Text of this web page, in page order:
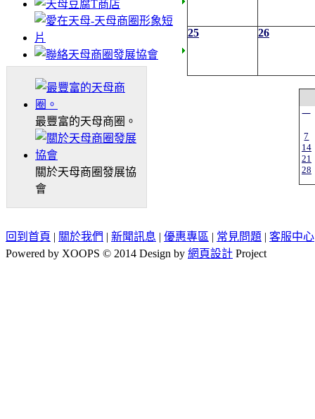
最豐富的天母商圈。
關於天母商圈發展協
會
25 26
一
7
14
21
28
回到首頁 | 關於我們 | 新聞訊息 | 優惠專區 | 常見問題 | 客服中心
Powered by XOOPS © 2014 Design by 網頁設計 Project